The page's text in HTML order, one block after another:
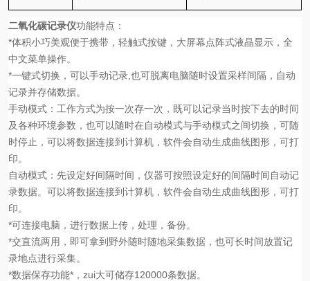
二氧化碳记录仪功能特点：
*体积小巧美观便于携带，轻触式按键，大屏幕点阵式液晶显示，全
中文菜单操作。
*一键式切换，可以手动记录 也可脱离电脑随时设置采样间隔，自动
记录并存储数据。
手动模式：工作方式为按一次存一次，既可以记录当时按下去的时间
及各种环境参数，也可以随时在自动模式与手动模式之间切换，可随
时停止，可以将数据连接到计算机，软件会自动生成曲线图形，可打
印。
自动模式：先设定好间隔时间，仪器可按照设定好的间隔时间自动记
录数据。可以将数据连接到计算机，软件会自动生成曲线图形，可打
印。
*可连接电脑，进行数据上传，处理，备份。
*交直流两用，即可拿到野外随时随地采集数据，也可长时间放置记
录地点进行采集。
*数据保存功能*，zui大可储存120000条数据。